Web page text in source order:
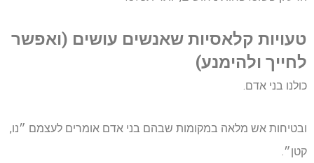
טעויות קלאסיות שאנשים עושים (ואפשר
לחייך ולהימנע)
כולנו בני אדם.
ובטיחות אש מלאה במקומות שבהם בני אדם אומרים לעצמם ״נו,
קטן״.